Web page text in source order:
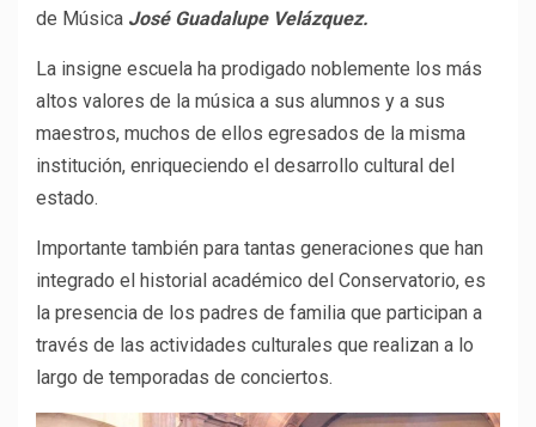
de Música José Guadalupe Velázquez.
La insigne escuela ha prodigado noblemente los más
altos valores de la música a sus alumnos y a sus
maestros, muchos de ellos egresados de la misma
institución, enriqueciendo el desarrollo cultural del
estado.
Importante también para tantas generaciones que han
integrado el historial académico del Conservatorio, es
la presencia de los padres de familia que participan a
través de las actividades culturales que realizan a lo
largo de temporadas de conciertos.